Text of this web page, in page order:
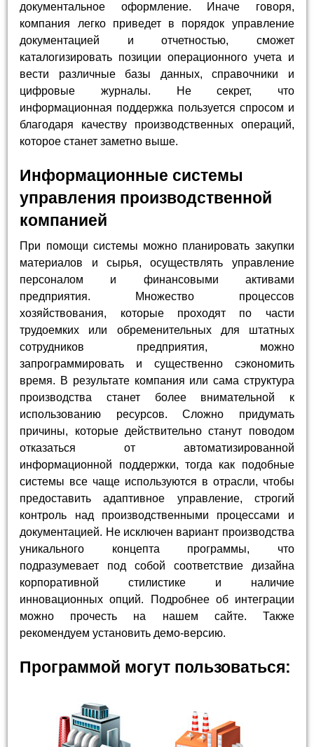
документальное оформление. Иначе говоря,
компания легко приведет в порядок управление
документацией и отчетностью, сможет
каталогизировать позиции операционного учета и
вести различные базы данных, справочники и
цифровые журналы. Не секрет, что
информационная поддержка пользуется спросом и
благодаря качеству производственных операций,
которое станет заметно выше.
Информационные системы
управления производственной
компанией
При помощи системы можно планировать закупки
материалов и сырья, осуществлять управление
персоналом и финансовыми активами
предприятия. Множество процессов
хозяйствования, которые проходят по части
трудоемких или обременительных для штатных
сотрудников предприятия, можно
запрограммировать и существенно сэкономить
время. В результате компания или сама структура
производства станет более внимательной к
использованию ресурсов. Сложно придумать
причины, которые действительно станут поводом
отказаться от автоматизированной
информационной поддержки, тогда как подобные
системы все чаще используются в отрасли, чтобы
предоставить адаптивное управление, строгий
контроль над производственными процессами и
документацией. Не исключен вариант производства
уникального концепта программы, что
подразумевает под собой соответствие дизайна
корпоративной стилистике и наличие
инновационных опций. Подробнее об интеграции
можно прочесть на нашем сайте. Также
рекомендуем установить демо-версию.
Программой могут пользоваться: